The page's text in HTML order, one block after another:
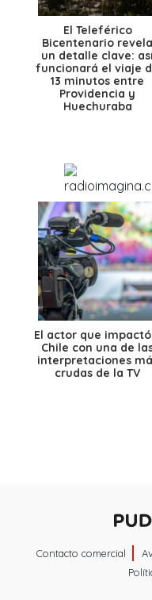
El Teleférico
Bicentenario revela
un detalle clave:
funcionará el viaje
13 minutos entre
Providencia y
Huechuraba
El actor que
Chile con una de
interpretaciones
crudas de la TV
Contacto comercial